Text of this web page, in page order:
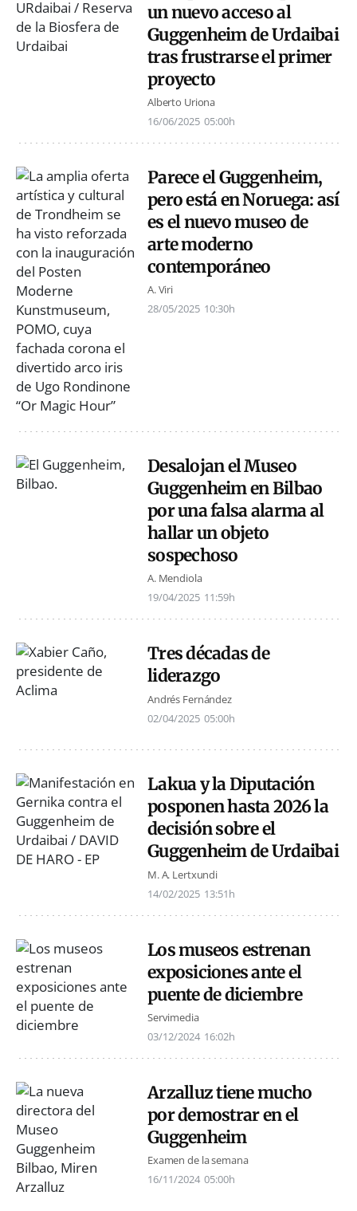
un nuevo acceso al
Guggenheim de Urdaibai
tras frustrarse el primer
proyecto
Alberto Uriona
16/06/2025 05:00h
Parece el Guggenheim,
pero está en Noruega: así
es el nuevo museo de
arte moderno
contemporáneo
A. Viri
28/05/2025 10:30h
Desalojan el Museo
Guggenheim en Bilbao
por una falsa alarma al
hallar un objeto
sospechoso
A. Mendiola
19/04/2025 11:59h
Tres décadas de
liderazgo
Andrés Fernández
02/04/2025 05:00h
Lakua y la Diputación
posponen hasta 2026 la
decisión sobre el
Guggenheim de Urdaibai
M. A. Lertxundi
14/02/2025 13:51h
Los museos estrenan
exposiciones ante el
puente de diciembre
Servimedia
03/12/2024 16:02h
Arzalluz tiene mucho
por demostrar en el
Guggenheim
Examen de la semana
16/11/2024 05:00h